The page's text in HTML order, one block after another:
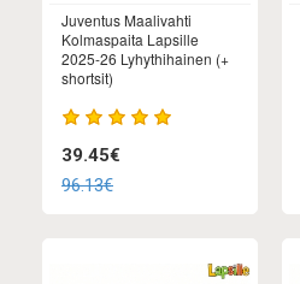
Juventus Maalivahti
Kolmaspaita Lapsille
2025-26 Lyhythihainen (+
shortsit)
39.45€
96.13€